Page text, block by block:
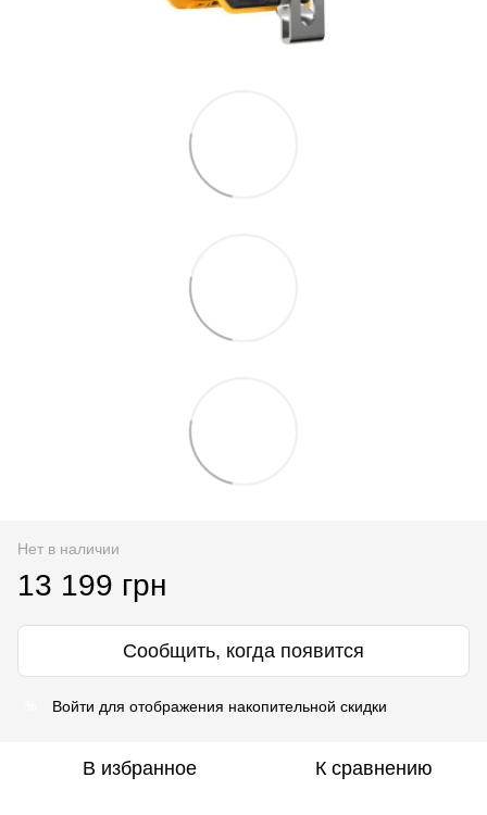
Нет в наличии
13 199 грн
Сообщить, когда появится
Войти для отображения накопительной скидки
В избранное К сравнению